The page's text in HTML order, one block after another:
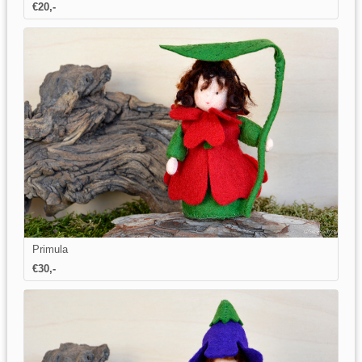
€20,-
Primula
€30,-